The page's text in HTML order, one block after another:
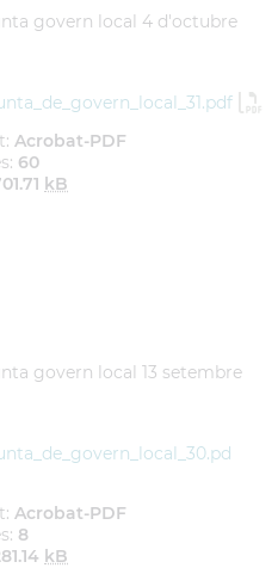
govern local 4 d'octubre
Acrobat-PDF
60
kB
govern local 13 setembre
Acrobat-PDF
8
kB